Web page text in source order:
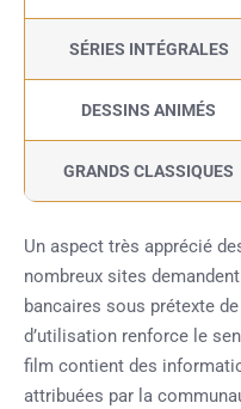
SÉRIES INTÉGRALES
DESSINS ANIMÉS
GRANDS CLASSIQUES
Un aspect très apprécié
nombreux sites
bancaires sous prétexte
d’utilisation renforce le
film contient des
attribuées par la